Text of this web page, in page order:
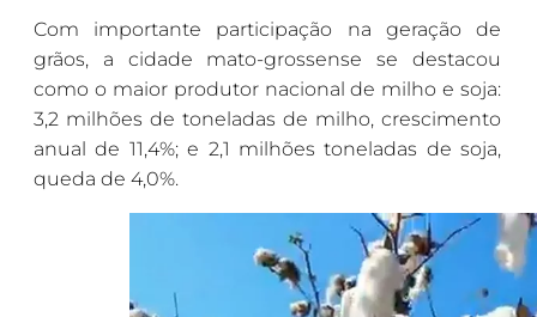
Com importante participação na geração de
grãos, a cidade mato-grossense se destacou
como o maior produtor nacional de milho e soja:
3,2 milhões de toneladas de milho, crescimento
anual de 11,4%; e 2,1 milhões toneladas de soja,
queda de 4,0%.